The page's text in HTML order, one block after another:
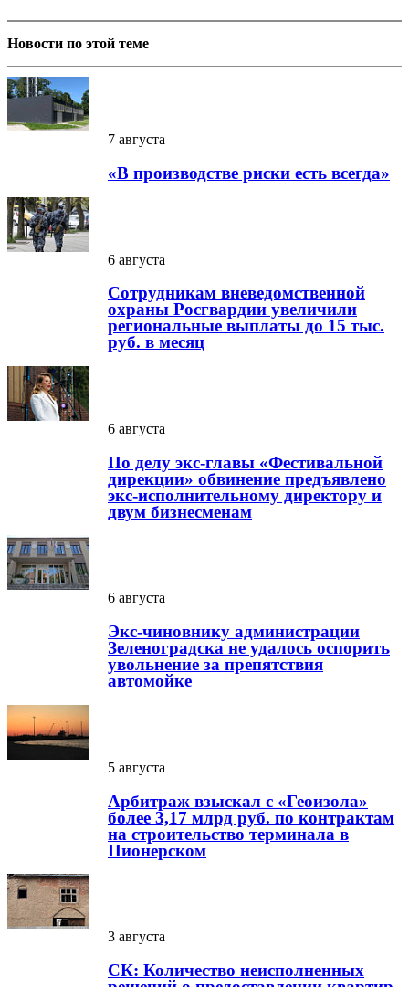
Новости по этой теме
7 августа
«В производстве риски есть всегда»
6 августа
Сотрудникам вневедомственной
охраны Росгвардии увеличили
региональные выплаты до 15 тыс.
руб. в месяц
6 августа
По делу экс-главы «Фестивальной
дирекции» обвинение предъявлено
экс-исполнительному директору и
двум бизнесменам
6 августа
Экс-чиновнику администрации
Зеленоградска не удалось оспорить
увольнение за препятствия
автомойке
5 августа
Арбитраж взыскал с «Геоизола»
более 3,17 млрд руб. по контрактам
на строительство терминала в
Пионерском
3 августа
СК: Количество неисполненных